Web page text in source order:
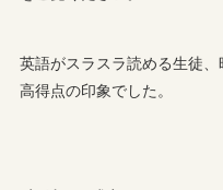
英語がスラスラ読める生徒
高得点の印象でした。